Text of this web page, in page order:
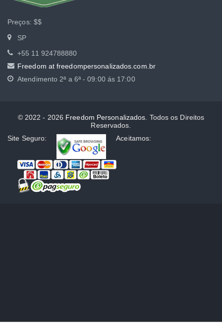
Preços: $$
SP
+55 11 924788880
Freedom at freedompersonalizados.com.br
Atendimento 2ª a 6ª - 09:00 ás 17:00
© 2022 - 2026 Freedom Personalizados . Todos os Direitos
Reservados.
Site Seguro:
Aceitamos: